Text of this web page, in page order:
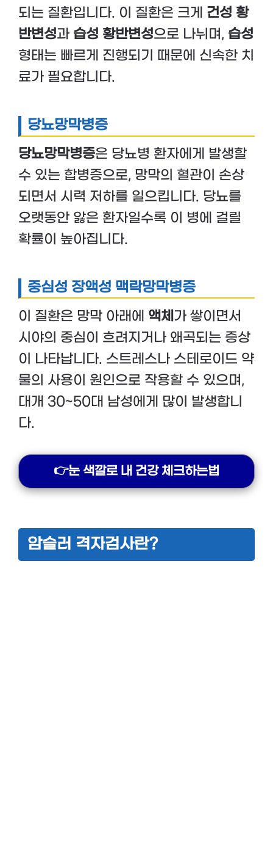
되는 질환입니다. 이 질환은 크게 건성 황
반변성과 습성 황반변성으로 나뉘며, 습성
형태는 빠르게 진행되기 때문에 신속한 치
료가 필요합니다.
당뇨망막병증
당뇨망막병증은 당뇨병 환자에게 발생할
수 있는 합병증으로, 망막의 혈관이 손상
되면서 시력 저하를 일으킵니다. 당뇨를
오랫동안 앓은 환자일수록 이 병에 걸릴
확률이 높아집니다.
중심성 장액성 맥락망막병증
이 질환은 망막 아래에 액체 가 쌓이면서
시야의 중심이 흐려지거나 왜곡되는 증상
이 나타납니다. 스트레스나 스테로이드 약
물의 사용이 원인으로 작용할 수 있으며,
대개 30~50대 남성에게 많이 발생합니
다.
👉눈 색깔로 내 건강 체크하는법
암슬러 격자검사란?